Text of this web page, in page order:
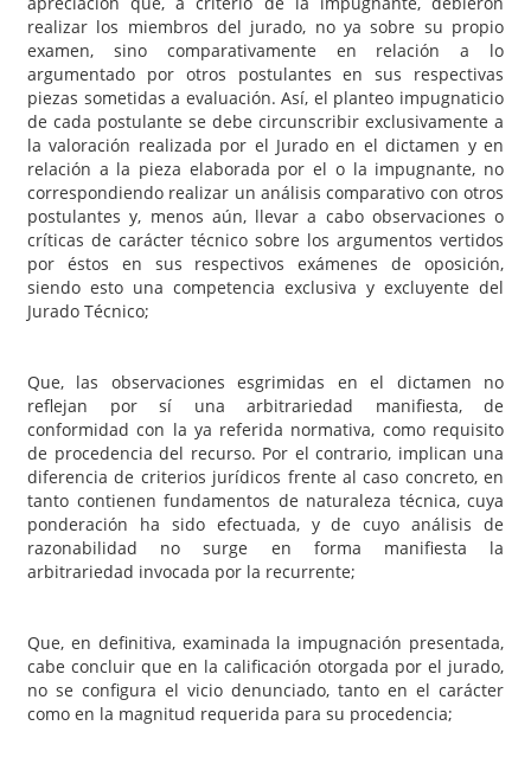
realizar los miembros del jurado, no ya sobre su propio
examen, sino comparativamente en relación a lo
argumentado por otros postulantes en sus respectivas
piezas sometidas a evaluación. Así, el planteo impugnaticio
de cada postulante se debe circunscribir exclusivamente a
la valoración realizada por el Jurado en el dictamen y en
relación a la pieza elaborada por el o la impugnante, no
correspondiendo realizar un análisis comparativo con otros
postulantes y, menos aún, llevar a cabo observaciones o
críticas de carácter técnico sobre los argumentos vertidos
por éstos en sus respectivos exámenes de oposición,
siendo esto una competencia exclusiva y excluyente del
Jurado Técnico;
Que, las observaciones esgrimidas en el dictamen no
reflejan por sí una arbitrariedad manifiesta, de
conformidad con la ya referida normativa, como requisito
de procedencia del recurso. Por el contrario, implican una
diferencia de criterios jurídicos frente al caso concreto, en
tanto contienen fundamentos de naturaleza técnica, cuya
ponderación ha sido efectuada, y de cuyo análisis de
razonabilidad no surge en forma manifiesta la
arbitrariedad invocada por la recurrente;
Que, en definitiva, examinada la impugnación presentada,
cabe concluir que en la calificación otorgada por el jurado,
no se configura el vicio denunciado, tanto en el carácter
como en la magnitud requerida para su procedencia;